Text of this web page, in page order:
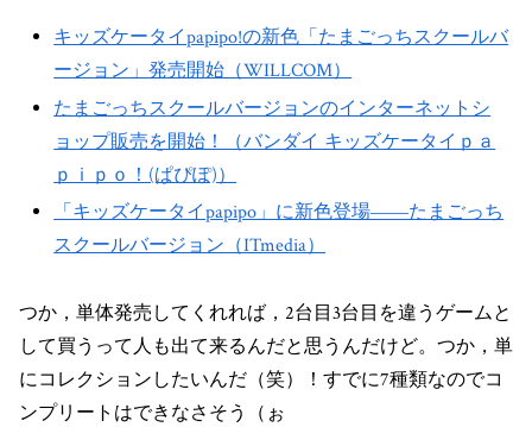
キッズケータイpapipo!の新色「たまごっちスクールバ
ージョン」発売開始（WILLCOM）
たまごっちスクールバージョンのインターネットシ
ョップ販売を開始！（バンダイ キッズケータイｐａ
ｐｉｐｏ！(ぱぴぽ)）
「キッズケータイpapipo」に新色登場――たまごっち
スクールバージョン（ITmedia）
つか，単体発売してくれれば，2台目3台目を違うゲームと
して買うって人も出て来るんだと思うんだけど。つか，単
にコレクションしたいんだ（笑）！すでに7種類なのでコ
ンプリートはできなさそう（ぉ